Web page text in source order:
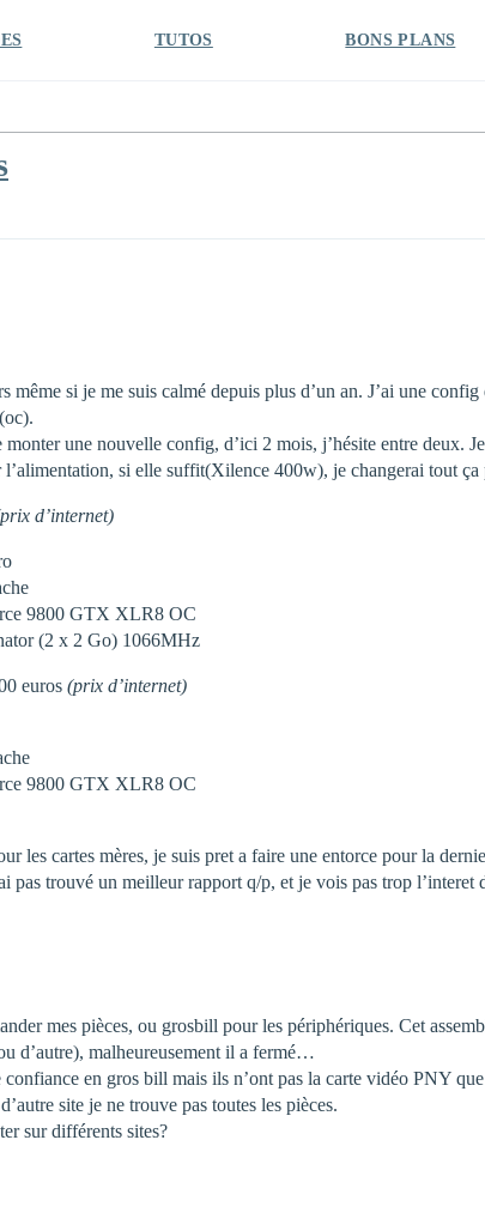
TUTOS BONS PLANS
si je me suis calmé depuis plus d’un an. J’ai une
une nouvelle config, d’ici 2 mois, j’hésite entre deux.
si elle suffit(Xilence 400w), je changerai tout ça
d’internet)
9800 GTX XLR8 OC
(2 x 2 Go) 1066MHz
euros (prix d’internet)
9800 GTX XLR8 OC
les cartes mères, je suis pret a faire une entorce pour la
trouvé un meilleur rapport q/p, et je vois pas trop l’interet
mes pièces, ou grosbill pour les périphériques. Cet
d’autre), malheureusement il a fermé…
en gros bill mais ils n’ont pas la carte vidéo PNY
site je ne trouve pas toutes les pièces.
sur différents sites?